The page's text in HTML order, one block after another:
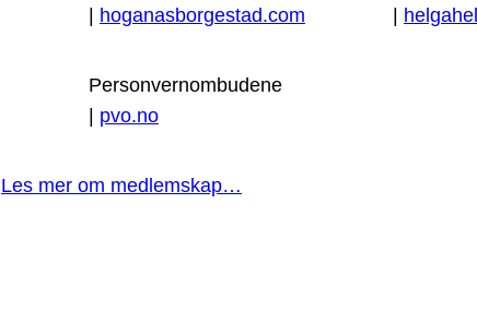
hoganasborgestad.com
Personvernombudene
pvo.no
Les mer om medlemskap…